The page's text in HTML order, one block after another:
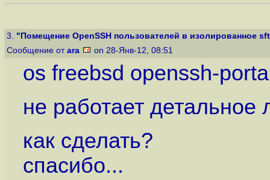
3. "Помещение OpenSSH пользователей в изолированное
Сообщение от ara on 28-Янв-12, 08:51
os freebsd openssh-
не работает детальное
как сделать?
спасибо...